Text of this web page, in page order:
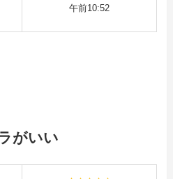
午前10:52
がいい